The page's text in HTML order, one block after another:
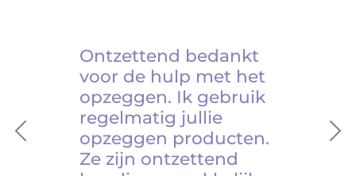
Previous
Ontzettend bedankt
voor de hulp met het
opzeggen. Ik gebruik
regelmatig jullie
opzeggen producten.
Ze zijn ontzettend